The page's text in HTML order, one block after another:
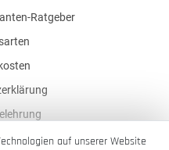
Ratgeber
auf unserer Website